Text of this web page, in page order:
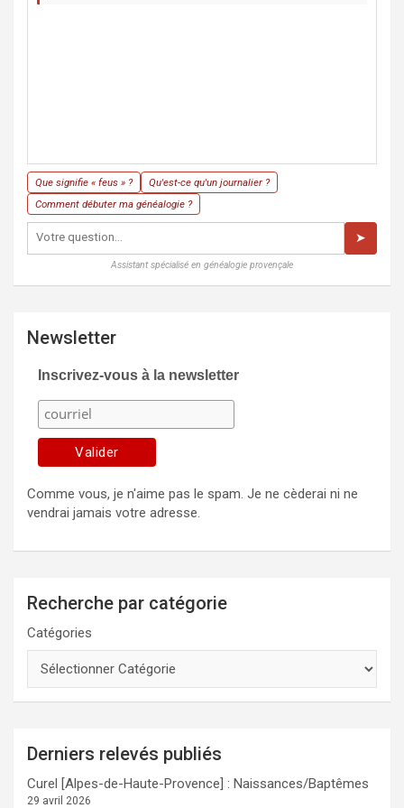
Que signifie « feus » ?
Qu'est-ce qu'un journalier ?
Comment débuter ma généalogie ?
➤
Assistant spécialisé en généalogie provençale
Newsletter
Inscrivez-vous à la newsletter
Comme vous, je n'aime pas le spam. Je ne cèderai ni ne
vendrai jamais votre adresse.
Recherche par catégorie
Catégories
Derniers relevés publiés
Curel [Alpes-de-Haute-Provence] : Naissances/Baptêmes
29 avril 2026